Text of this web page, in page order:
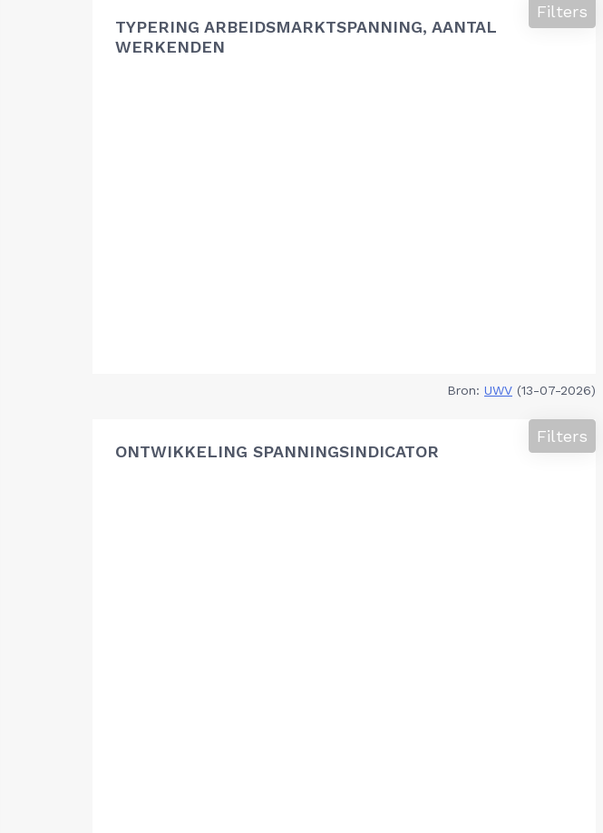
TYPERING ARBEIDSMARKTSPANNING, AANTAL
WERKENDEN
Filters
Bron: UWV (13-07-2026)
ONTWIKKELING SPANNINGSINDICATOR
Filters